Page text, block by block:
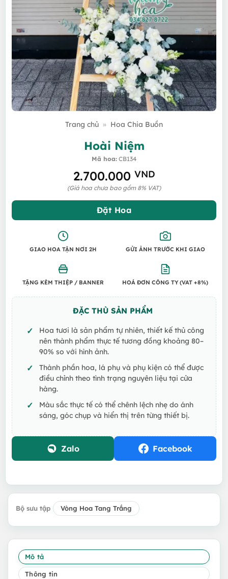
Trang chủ » Hoa Chia Buồn
Hoài Niệm
Mã hoa: CB134
2.700.000 VND
(Giá hoa chưa bao gồm 8% VAT)
Đặt Hoa
GIAO HOA TẬN NƠI 2H GỬI ẢNH TRƯỚC KHI GIAO
TẶNG KÈM THIỆP / BANNER HOÁ ĐƠN CÔNG TY (VAT +8%)
ĐẶC THÙ SẢN PHẨM
Hoa tươi là sản phẩm tự nhiên, thiết kế thủ công
nên thành phẩm thực tế tương đồng khoảng 80–
90% so với hình ảnh.
Thành phần hoa, lá phụ và phụ kiện có thể được
điều chỉnh theo tình trạng nguyên liệu tại cửa
hàng.
Màu sắc thực tế có thể chênh lệch nhẹ do ánh
sáng, góc chụp và hiển thị trên từng thiết bị.
Zalo Facebook
Bộ sưu tập Vòng Hoa Tang Trắng
Mô tả
Thông tin